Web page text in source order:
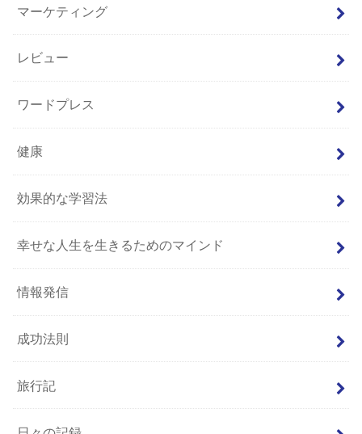
マーケティング
レビュー
ワードプレス
健康
効果的な学習法
幸せな人生を生きるためのマインド
情報発信
成功法則
旅行記